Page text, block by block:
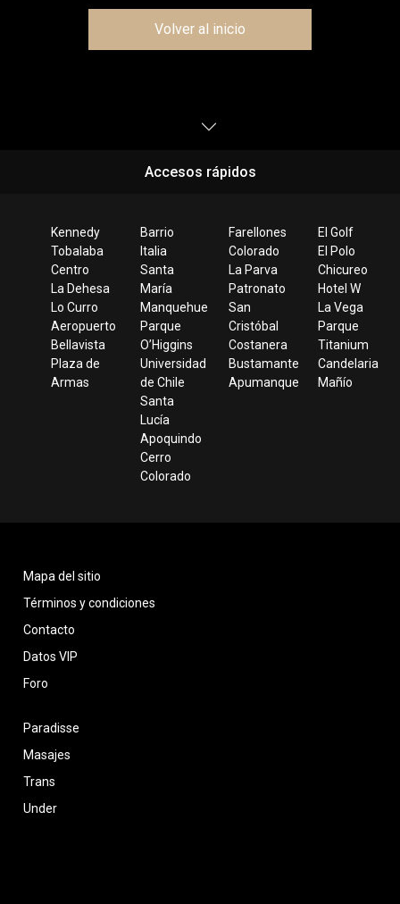
Volver al inicio
Accesos rápidos
Kennedy
Tobalaba
Centro
La Dehesa
Lo Curro
Aeropuerto
Bellavista
Plaza de
Armas
Barrio
Italia
Santa
María
Manquehue
Parque
O’Higgins
Universidad
de Chile
Santa
Lucía
Apoquindo
Cerro
Colorado
Farellones
Colorado
La Parva
Patronato
San
Cristóbal
Costanera
Bustamante
Apumanque
El Golf
El Polo
Chicureo
Hotel W
La Vega
Parque
Titanium
Candelaria
Mañío
Paradisse
Masajes
Trans
Under
Mapa del sitio
Términos y condiciones
Contacto
Datos VIP
Foro